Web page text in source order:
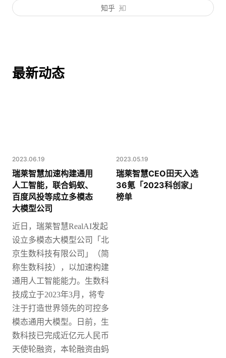
知乎
最新动态
2023.06.19
瑞莱智慧加速构建通用
人工智能，联合蚂蚁、
百度风投等成立多模态
大模型公司
近日，瑞莱智慧RealAI发起
设立多模态大模型公司「北
京生数科技有限公司」（简
称生数科技），以加速构建
通用人工智能能力。 生数科
技成立于2023年3月，将专
注于打造世界领先的可控多
模态通用大模型。日前，生
数科技已完成近亿元人民币
天使轮融资，本轮融资由蚂
2023.05.19
瑞莱智慧CEO田天入选
36氪「2023科创家」
榜单